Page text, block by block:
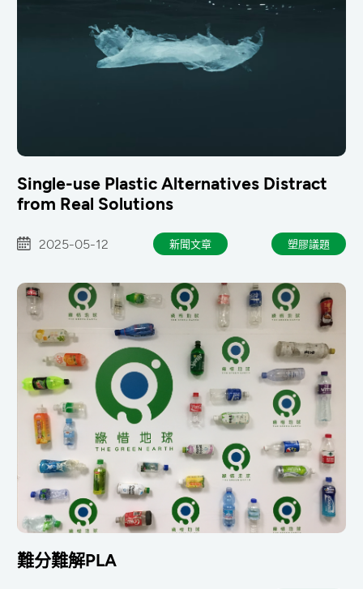
Single-use Plastic Alternatives Distract
from Real Solutions
2025-05-12 新聞文章 塑膠議題
難分難解PLA